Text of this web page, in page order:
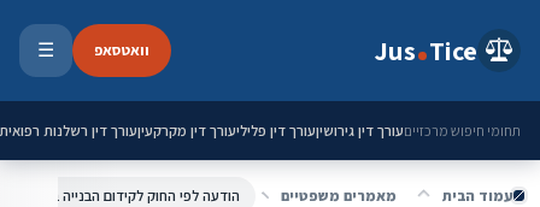
Jus Tice וואטסאפ ☰
תחומי חיפוש מרכזייםעורך דין גירושיןעורך דין פליליעורך דין מקרקעיןעורך דין רשלנות רפואית
עמוד הבית מאמרים משפטיים הודעה לפי החוק לקידום הבנייה